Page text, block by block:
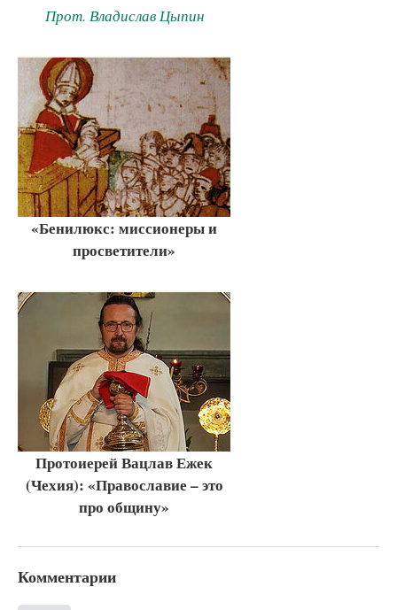
Прот. Владислав Цыпин
«Бенилюкс: миссионеры и
просветители»
Протоиерей Вацлав Ежек
(Чехия): «Православие – это
про общину»
Комментарии